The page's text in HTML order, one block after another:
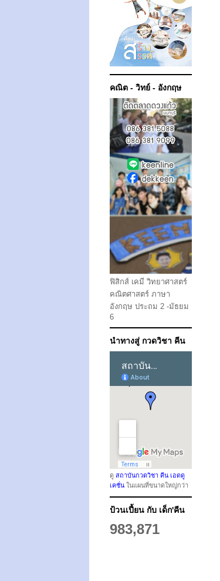
คณิต - วิทย์ - อังกฤษ
ฟิสิกส์ เคมี วิทยาศาสตร์
คณิตศาสตร์ ภาษา
อังกฤษ ประถม 2 -มัธยม
6
นำทางสู่ กวดวิชา คีน
ดู สถาบันกวดวิชา คีน เอดดู
เคชั่น ในแผนที่ขนาดใหญ่กว่า
ป้วนเปี้ยน กับ เด็ก'คีน
983,871